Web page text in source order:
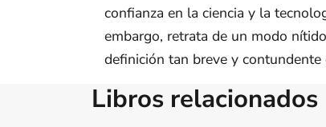
confianza en la ciencia y la
embargo, retrata de un modo
definición tan breve y
Libros relacionados